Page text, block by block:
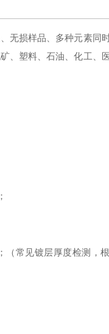
无损样品、多种元素同
、塑料、石油、化工、
（常见镀层厚度检测，